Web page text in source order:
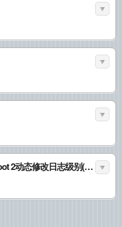
[理论篇-外链分享]Spring Boot 2动态修改日志级别(待验证)